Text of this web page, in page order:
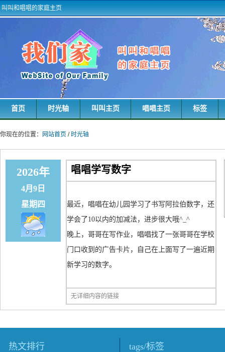
叫叫和唱唱的家庭主页
首页 时光轴 叫叫主页 唱唱主页 标签
你现在的位置： 网站首页 / 时光轴
2026年
4月9日
星期四
唱唱学写数字
最近，唱唱在幼儿园学习了书写阿拉伯数字，还
学会了10以内的加减法，进步很大哦^_^
晚上，哥哥在写作业，唱唱找了一张哥哥在学校
门口收到的广告卡片，自己在上面写了一遍近期
新学习的数字。
无详细内容的链接
热文排行 tags/标签